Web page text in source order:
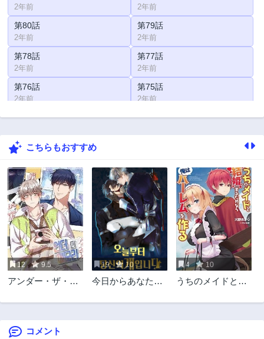
2年前 2年前
第80話
2年前
第79話
2年前
第78話
2年前
第77話
2年前
第76話
2年前
第75話
2年前
第74話 第73話
第72話
第70話
2年前
第69話
2年前
第68話
2年前
第67話
2年前
第66話
2年前
第65話
2年前
第64話
2年前
第63話
2年前
第62話 第61話
第60話
こちらもおすすめ
12 9.5
アンダー・ザ・メ
19 10
今日からあなたの
4 10
うちのメイドと結
はハーレムを作る
コメント